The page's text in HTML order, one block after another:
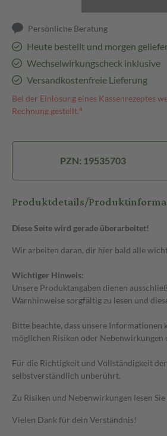
Persönliche Beratung
Heute bestellt und morgen
Wechselwirkungscheck inklusive
Versandkostenfreie Lieferung
Bei der Einlösung eines Kassenrezeptes
Rechnung gestellt.⁴
PZN: 19535703
Produktdetails/
Diese Seite wird gerade überarbeitet!
Wir arbeiten daran, dir hier bald alle
Wichtiger Hinweis:
Unsere Produktangaben dienen
Warnhinweise sorgfältig zu lesen und
Bitte beachte, dass unsere
möglichen Risiken oder
Für die Richtigkeit und Vollständigkeit
selbstverständlich unberührt.
Zu Risiken und Nebenwirkungen lesen
Vielen Dank für dein Verständnis!